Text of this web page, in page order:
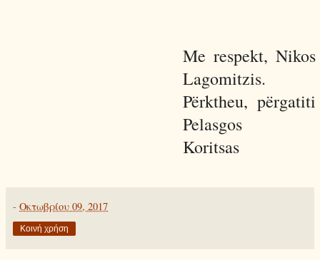
Me respekt, Nikos
Lagomitzis.
Përktheu, përgatiti
Pelasgos
Koritsas
- Οκτωβρίου 09, 2017
Κοινή χρήση